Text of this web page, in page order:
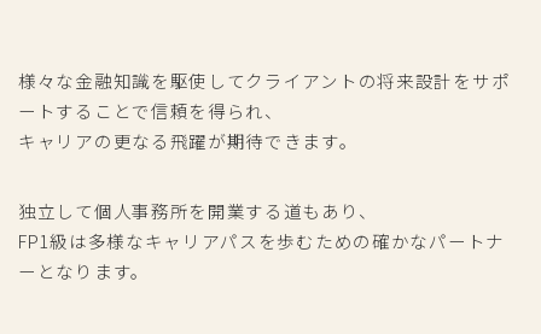
様々な金融知識を駆使してクライアントの将来設計をサポ
ートすることで信頼を得られ、
キャリアの更なる飛躍が期待できます。
独立して個人事務所を開業する道もあり、
FP1級は多様なキャリアパスを歩むための確かなパートナ
ーとなります。